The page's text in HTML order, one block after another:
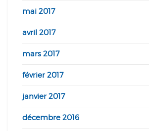
mai 2017
avril 2017
mars 2017
février 2017
janvier 2017
décembre 2016